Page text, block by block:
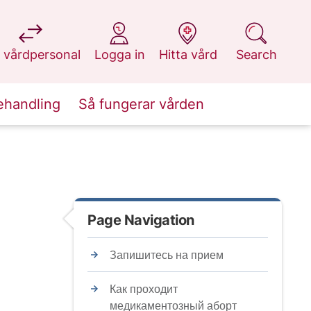
vårdpersonal
at 1177.se
Logga in
at 1177.se
Hitta vård
at 1177.se
Search
at 1177.se
Så fungerar vården
Page Navigation
Запишитесь на прием
Как проходит
медикаментозный аборт